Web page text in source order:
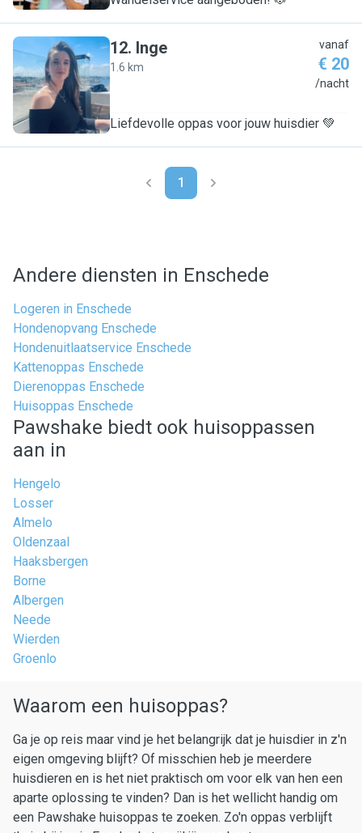
I
12. Inge
1.6 km
vanaf
€ 20
/nacht
Liefdevolle oppas voor jouw huisdier 💚
1
Andere diensten in Enschede
Logeren in Enschede
Hondenopvang Enschede
Hondenuitlaatservice Enschede
Kattenoppas Enschede
Dierenoppas Enschede
Huisoppas Enschede
Pawshake biedt ook huisoppassen
aan in
Hengelo
Losser
Almelo
Oldenzaal
Haaksbergen
Borne
Albergen
Neede
Wierden
Groenlo
Waarom een huisoppas?
Ga je op reis maar vind je het belangrijk dat je huisdier in z'n
eigen omgeving blijft? Of misschien heb je meerdere
huisdieren en is het niet praktisch om voor elk van hen een
aparte oplossing te vinden? Dan is het wellicht handig om
een Pawshake huisoppas te zoeken. Zo'n oppas verblijft